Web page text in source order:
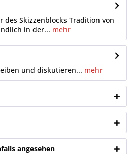
des Skizzenblocks Tradition von
in der... mehr
und diskutieren... mehr
angesehen